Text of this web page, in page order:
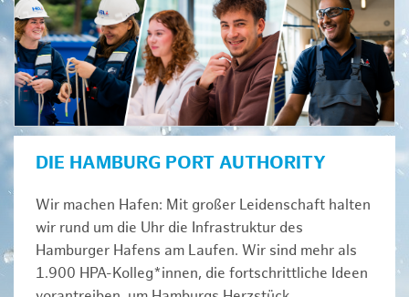
DIE HAMBURG PORT AUTHORITY
Wir machen Hafen: Mit großer Leidenschaft halten
wir rund um die Uhr die Infrastruktur des
Hamburger Hafens am Laufen. Wir sind mehr als
1.900 HPA-Kolleg*innen, die fortschrittliche Ideen